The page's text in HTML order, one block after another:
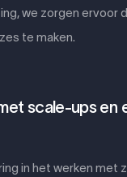
we zorgen ervoor
te maken.
scale-ups en
in het werken met